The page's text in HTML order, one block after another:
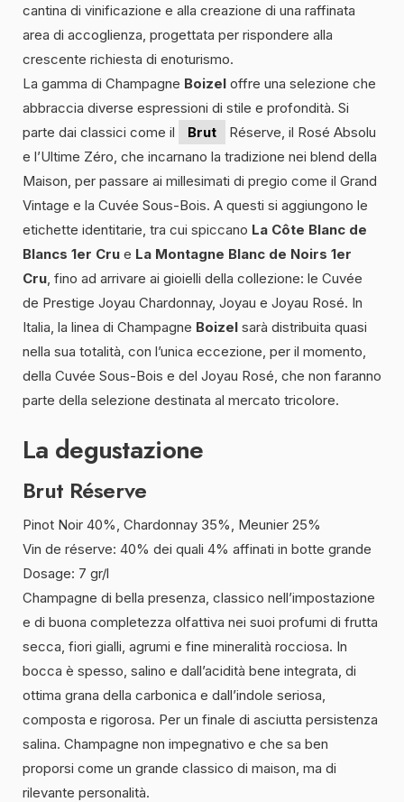
cantina di vinificazione e alla creazione di una raffinata
area di accoglienza, progettata per rispondere alla
crescente richiesta di enoturismo.
La gamma di Champagne Boizel offre una selezione che
abbraccia diverse espressioni di stile e profondità. Si
parte dai classici come il
Brut
Réserve, il Rosé Absolu
e l’Ultime Zéro, che incarnano la tradizione nei blend della
Maison, per passare ai millesimati di pregio come il Grand
Vintage e la Cuvée Sous-Bois. A questi si aggiungono le
etichette identitarie, tra cui spiccano La Côte Blanc de
Blancs 1er Cru e La Montagne Blanc de Noirs 1er
Cru , fino ad arrivare ai gioielli della collezione: le Cuvée
de Prestige Joyau Chardonnay, Joyau e Joyau Rosé. In
Italia, la linea di Champagne Boizel sarà distribuita quasi
nella sua totalità, con l’unica eccezione, per il momento,
della Cuvée Sous-Bois e del Joyau Rosé, che non faranno
parte della selezione destinata al mercato tricolore.
La degustazione
Brut Réserve
Pinot Noir 40%, Chardonnay 35%, Meunier 25%
Vin de réserve: 40% dei quali 4% affinati in botte grande
Dosage: 7 gr/l
Champagne di bella presenza, classico nell’impostazione
e di buona completezza olfattiva nei suoi profumi di frutta
secca, fiori gialli, agrumi e fine mineralità rocciosa. In
bocca è spesso, salino e dall’acidità bene integrata, di
ottima grana della carbonica e dall’indole seriosa,
composta e rigorosa. Per un finale di asciutta persistenza
salina. Champagne non impegnativo e che sa ben
proporsi come un grande classico di maison, ma di
rilevante personalità.